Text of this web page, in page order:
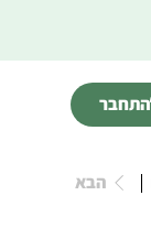
הבא